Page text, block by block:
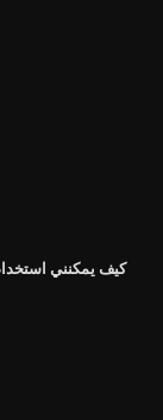
كيف يمكنني